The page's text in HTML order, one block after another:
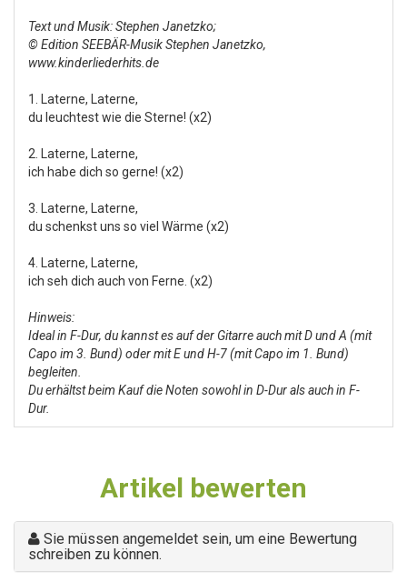
Text und Musik: Stephen Janetzko;
© Edition SEEBÄR-Musik Stephen Janetzko,
www.kinderliederhits.de
1. Laterne, Laterne,
du leuchtest wie die Sterne! (x2)
2. Laterne, Laterne,
ich habe dich so gerne! (x2)
3. Laterne, Laterne,
du schenkst uns so viel Wärme (x2)
4. Laterne, Laterne,
ich seh dich auch von Ferne. (x2)
Hinweis:
Ideal in F-Dur, du kannst es auf der Gitarre auch mit D und A (mit
Capo im 3. Bund) oder mit E und H-7 (mit Capo im 1. Bund)
begleiten.
Du erhältst beim Kauf die Noten sowohl in D-Dur als auch in F-
Dur.
Artikel bewerten
Sie müssen angemeldet sein, um eine Bewertung
schreiben zu können.